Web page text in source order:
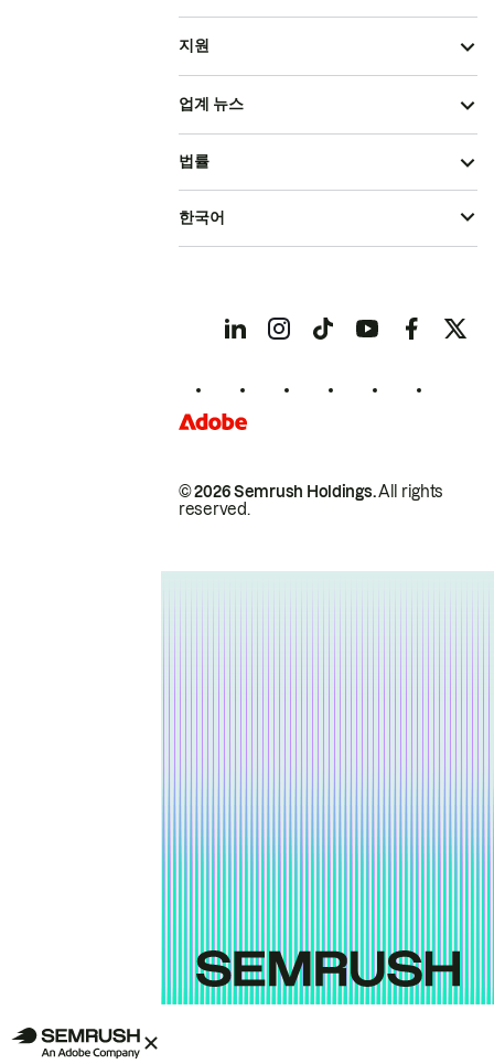
지원
업계 뉴스
© 2026 Semrush Holdings.All rights
reserved.
법률
한국어